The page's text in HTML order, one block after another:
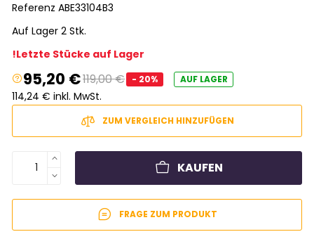
ReferenzABE33104B3
Auf Lager 2 Stk.
!Letzte Stücke auf Lager
95,20 €119,00 € - 20% AUF LAGER
114,24 € inkl. MwSt.
ZUM VERGLEICH HINZUFÜGEN
KAUFEN
FRAGE ZUM PRODUKT